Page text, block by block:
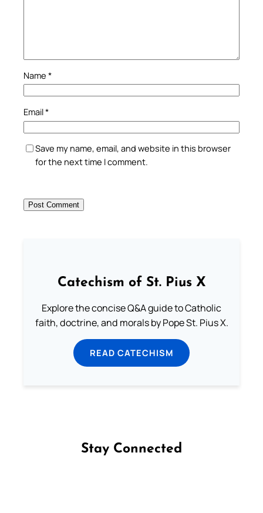
Name *
Email*
Save my name, email, and website in this browser
for the next time I comment.
Catechism of St. Pius X
Explore the concise Q&A guide to Catholic
faith, doctrine, and morals by Pope St. Pius X.
READ CATECHISM
Stay Connected